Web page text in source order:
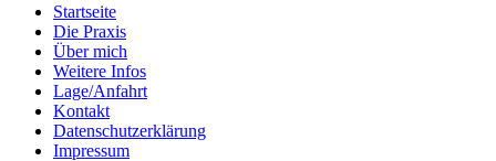
Startseite
Die Praxis
Über mich
Weitere Infos
Lage/Anfahrt
Kontakt
Datenschutzerklärung
Impressum